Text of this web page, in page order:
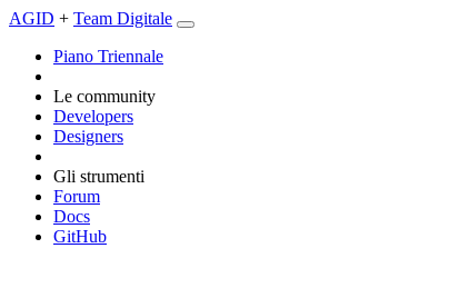
AGID + Team Digitale
Piano Triennale
Le community
Developers
Designers
Gli strumenti
Forum
Docs
GitHub